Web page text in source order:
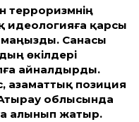
терроризмнің
идеологияға қарсы
маңызды. Санасы
өкілдері
айналдырды.
азамат­тық позиция
облысында
алынып жатыр.